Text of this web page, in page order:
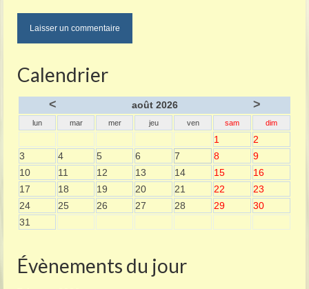
Calendrier
< août 2026 >
lun mar mer jeu ven sam dim
1
2
3
4 5 6 7 8
9
10
11 12 13 14 15
16
17
18 19 20 21 22
23
24
25 26 27 28 29
30
31
Évènements du jour